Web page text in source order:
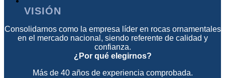
VISIÓN
Consolidarnos como la empresa líder en rocas ornamentales
en el mercado nacional, siendo referente de calidad y
confianza.
¿Por qué elegirnos?
Más de 40 años de experiencia comprobada.